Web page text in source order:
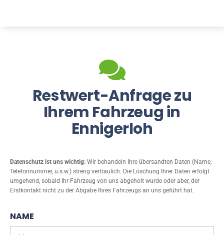
Restwert-Anfrage zu
Ihrem Fahrzeug in
Ennigerloh
Datenschutz ist uns wichtig: Wir behandeln Ihre übersandten Daten (Name,
Telefonnummer, u.s.w.) streng vertraulich. Die Löschung Ihrer Daten erfolgt
umgehend, sobald Ihr Fahrzeug von uns abgeholt wurde oder aber, der
Erstkontakt nicht zu der Abgabe Ihres Fahrzeugs an uns geführt hat.
NAME